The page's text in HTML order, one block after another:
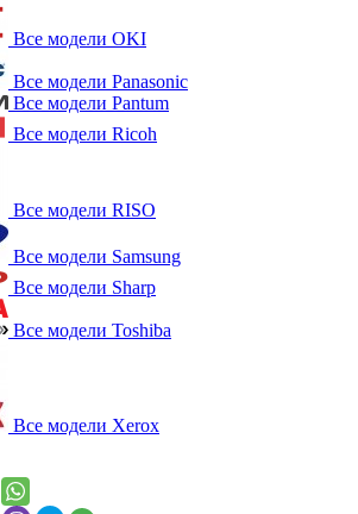
Все модели OKI
Все модели Panasonic
Все модели Pantum
Все модели Ricoh
Все модели RISO
Все модели Samsung
Все модели Sharp
Все модели Toshiba
Все модели Xerox